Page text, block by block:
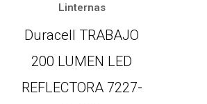
Linternas
Duracell TRABAJO
200 LUMEN LED
REFLECTORA 7227-